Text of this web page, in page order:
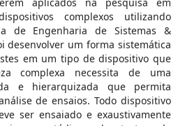
complexos utilizando
de Engenharia de Sistemas &
desenvolver um forma sistemática
em um tipo de dispositivo que
complexa necessita de uma
e hierarquizada que permita
de ensaios. Todo dispositivo
ser ensaiado e exaustivamente